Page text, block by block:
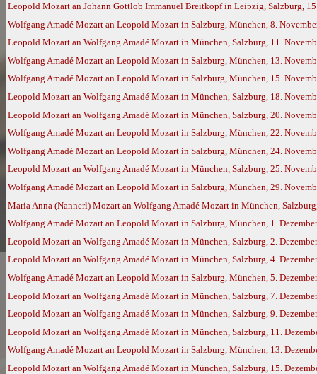
Leopold Mozart an Johann Gottlob Immanuel Breitkopf in Leipzig, Salzburg,
Wolfgang Amadé Mozart an Leopold Mozart in Salzburg, München, 8.
Leopold Mozart an Wolfgang Amadé Mozart in München, Salzburg, 11.
Wolfgang Amadé Mozart an Leopold Mozart in Salzburg, München, 13.
Wolfgang Amadé Mozart an Leopold Mozart in Salzburg, München, 15.
Leopold Mozart an Wolfgang Amadé Mozart in München, Salzburg, 18.
Leopold Mozart an Wolfgang Amadé Mozart in München, Salzburg, 20.
Wolfgang Amadé Mozart an Leopold Mozart in Salzburg, München, 22.
Wolfgang Amadé Mozart an Leopold Mozart in Salzburg, München, 24.
Leopold Mozart an Wolfgang Amadé Mozart in München, Salzburg, 25.
Wolfgang Amadé Mozart an Leopold Mozart in Salzburg, München, 29.
Maria Anna (Nannerl) Mozart an Wolfgang Amadé Mozart in München,
Wolfgang Amadé Mozart an Leopold Mozart in Salzburg, München, 1.
Leopold Mozart an Wolfgang Amadé Mozart in München, Salzburg, 2.
Leopold Mozart an Wolfgang Amadé Mozart in München, Salzburg, 4.
Wolfgang Amadé Mozart an Leopold Mozart in Salzburg, München, 5.
Leopold Mozart an Wolfgang Amadé Mozart in München, Salzburg, 7.
Leopold Mozart an Wolfgang Amadé Mozart in München, Salzburg, 9.
Leopold Mozart an Wolfgang Amadé Mozart in München, Salzburg, 11.
Wolfgang Amadé Mozart an Leopold Mozart in Salzburg, München, 13.
Leopold Mozart an Wolfgang Amadé Mozart in München, Salzburg, 15.